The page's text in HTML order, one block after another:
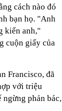
cách nào đó
bạn họ. "Anh
kiến anh,"
cuộn giấy của
Francisco, đã
với triệu
phản bác,